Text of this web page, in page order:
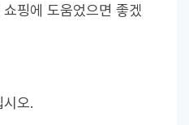
핑에 도움었으면 좋겠
오.